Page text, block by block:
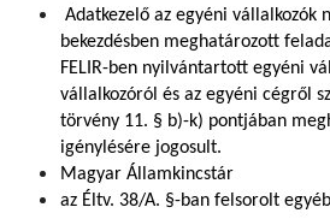
Adatkezelő az egyéni vállalkozók
bekezdésben meghatározott
FELIR-ben nyilvántartott egyéni
vállalkozóról és az egyéni cégről
törvény 11. § b)-k) pontjában
igénylésére jogosult.
Magyar Államkincstár
az Éltv. 38/A. §-ban felsorolt